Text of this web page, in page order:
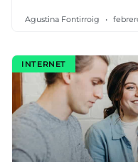
Agustina Fontirroig
INTERNET